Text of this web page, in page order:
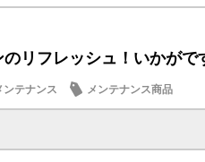
のリフレッシュ！いかがで
ンテナンス メンテナンス商品